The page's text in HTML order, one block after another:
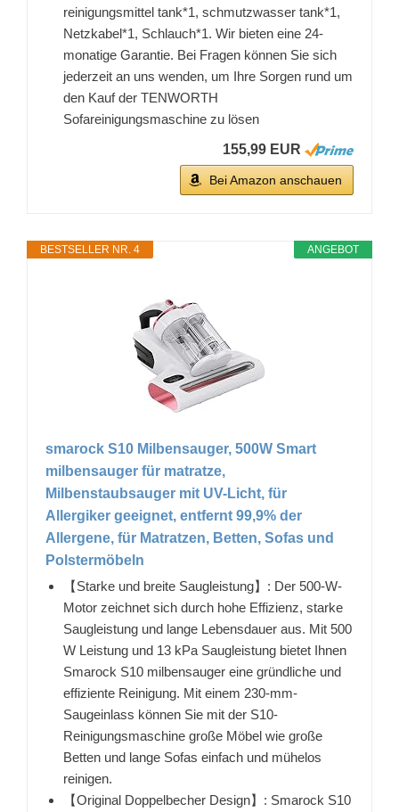
reinigungsmittel tank*1, schmutzwasser tank*1,
Netzkabel*1, Schlauch*1. Wir bieten eine 24-
monatige Garantie. Bei Fragen können Sie sich
jederzeit an uns wenden, um Ihre Sorgen rund um
den Kauf der TENWORTH
Sofareinigungsmaschine zu lösen
155,99 EUR
Bei Amazon anschauen
ANGEBOT
BESTSELLER NR. 4
smarock S10 Milbensauger, 500W Smart
milbensauger für matratze,
Milbenstaubsauger mit UV-Licht, für
Allergiker geeignet, entfernt 99,9% der
Allergene, für Matratzen, Betten, Sofas und
Polstermöbeln
【Starke und breite Saugleistung】: Der 500-W-
Motor zeichnet sich durch hohe Effizienz, starke
Saugleistung und lange Lebensdauer aus. Mit 500
W Leistung und 13 kPa Saugleistung bietet Ihnen
Smarock S10 milbensauger eine gründliche und
effiziente Reinigung. Mit einem 230-mm-
Saugeinlass können Sie mit der S10-
Reinigungsmaschine große Möbel wie große
Betten und lange Sofas einfach und mühelos
reinigen.
【Original Doppelbecher Design】: Smarock S10